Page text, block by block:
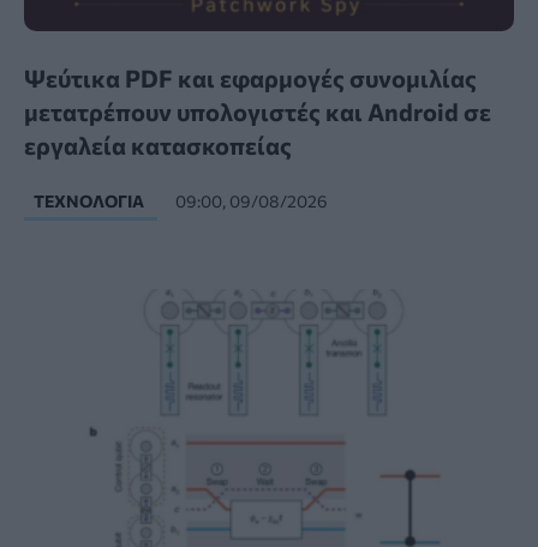
Ψεύτικα PDF και εφαρμογές συνομιλίας
μετατρέπουν υπολογιστές και Android σε
εργαλεία κατασκοπείας
ΤΕΧΝΟΛΟΓΊΑ 09:00, 09/08/2026